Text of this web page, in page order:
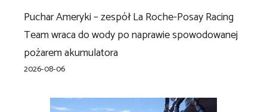
Puchar Ameryki – zespół La Roche-Posay Racing
Team wraca do wody po naprawie spowodowanej
pożarem akumulatora
2026-08-06